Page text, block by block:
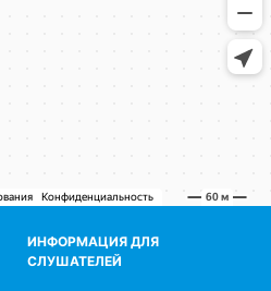
ИНФОРМАЦИЯ ДЛЯ
СЛУШАТЕЛЕЙ